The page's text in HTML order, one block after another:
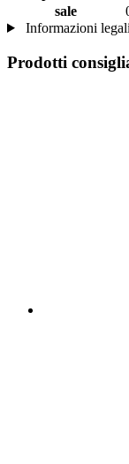
sale
Informazioni legali
Prodotti